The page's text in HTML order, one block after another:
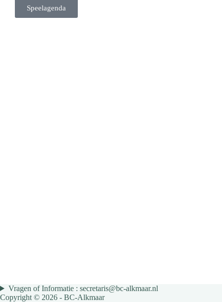
Speelagenda
Vragen of Informatie : secretaris@bc-alkmaar.nl
Copyright © 2026 - BC-Alkmaar